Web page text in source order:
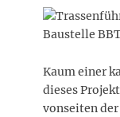
Kaum einer
dieses
vonseiten